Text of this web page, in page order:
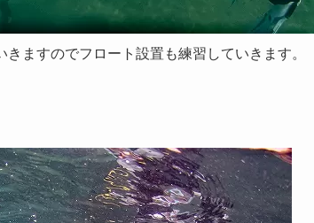
きますのでフロート設置も練習していきます。